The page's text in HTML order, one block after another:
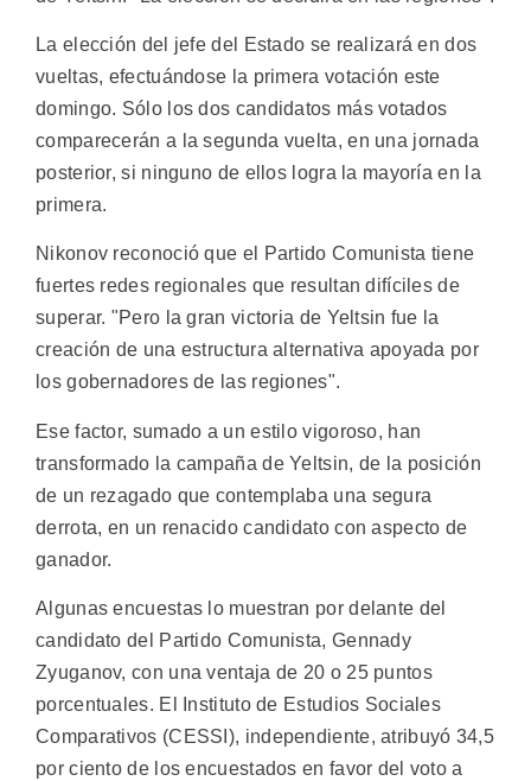
La elección del jefe del Estado se realizará en dos
vueltas, efectuándose la primera votación este
domingo. Sólo los dos candidatos más votados
comparecerán a la segunda vuelta, en una jornada
posterior, si ninguno de ellos logra la mayoría en la
primera.
Nikonov reconoció que el Partido Comunista tiene
fuertes redes regionales que resultan difíciles de
superar. "Pero la gran victoria de Yeltsin fue la
creación de una estructura alternativa apoyada por
los gobernadores de las regiones".
Ese factor, sumado a un estilo vigoroso, han
transformado la campaña de Yeltsin, de la posición
de un rezagado que contemplaba una segura
derrota, en un renacido candidato con aspecto de
ganador.
Algunas encuestas lo muestran por delante del
candidato del Partido Comunista, Gennady
Zyuganov, con una ventaja de 20 o 25 puntos
porcentuales. El Instituto de Estudios Sociales
Comparativos (CESSI), independiente, atribuyó 34,5
por ciento de los encuestados en favor del voto a